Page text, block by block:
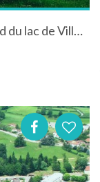
Location de Mobil-home dans un camping familial au bord du lac de Villerest en Rhônes-Alpes